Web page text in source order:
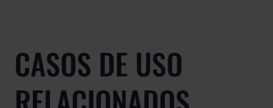
CASOS DE USO